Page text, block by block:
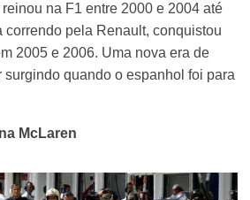
na F1 entre 2000 e 2004 até
correndo pela Renault, conquistou
2005 e 2006. Uma nova era de
quando o espanhol foi para
McLaren